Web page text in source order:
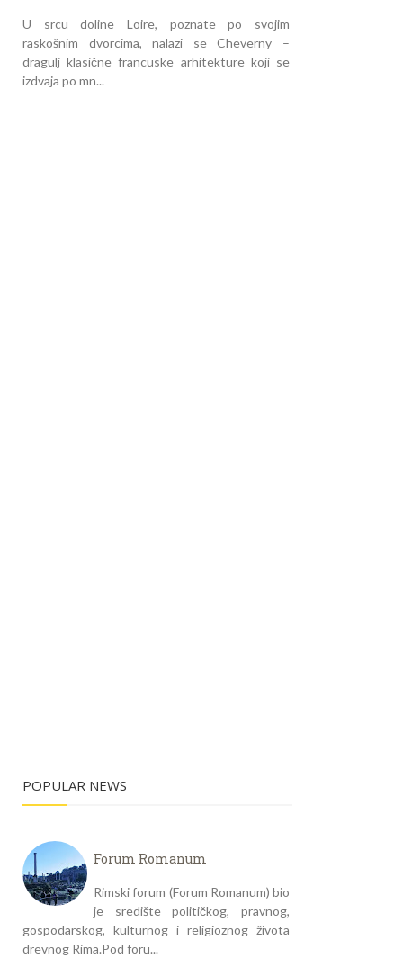
U srcu doline Loire, poznate po svojim
raskošnim dvorcima, nalazi se Cheverny –
dragulj klasične francuske arhitekture koji se
izdvaja po mn...
POPULAR NEWS
Forum Romanum
Rimski forum (Forum Romanum) bio
je središte političkog, pravnog,
gospodarskog, kulturnog i religioznog života
drevnog Rima.Pod foru...